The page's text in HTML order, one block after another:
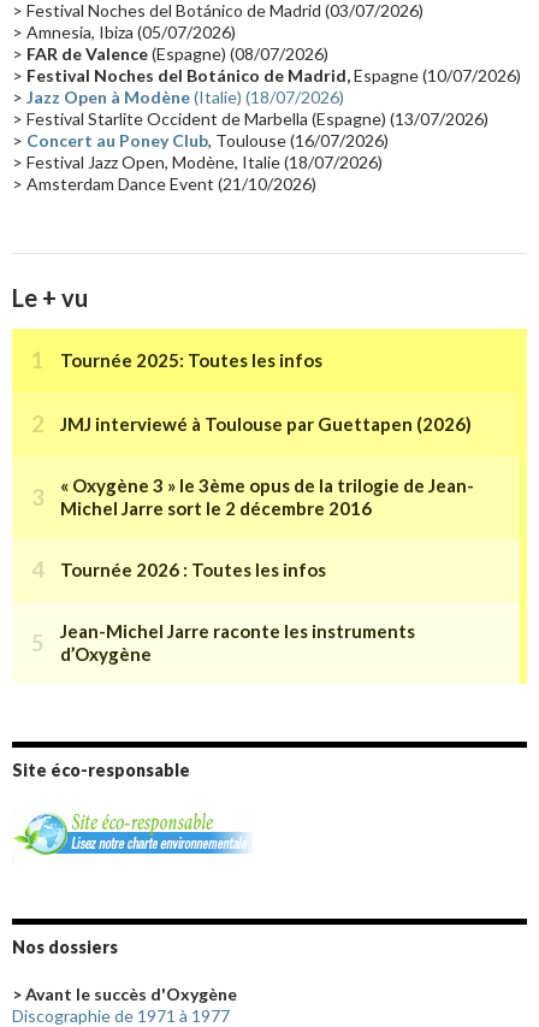
Synthé Roland(15) Belgique(15)
(14) Astronomie (14) (14)
Tournée 2025(14) 2024(14) Chine(13)
> Festival Noches del Botánico de Madrid (03/07/2026)
> Amnesia, Ibiza (05/07/2026)
> FAR de Valence(Espagne) (08/07/2026)
> Festival Noches del Botánico de Madrid,Espagne (10/07/2026)
> Jazz Open à Modène(Italie) (18/07/2026)
> Festival Starlite Occident de Marbella (Espagne) (13/07/2026)
> Concert au Poney Club, Toulouse (16/07/2026)
> Festival Jazz Open, Modène, Italie (18/07/2026)
> Amsterdam Dance Event (21/10/2026)
Le + vu
Site éco-responsable
Nos dossiers
> Avant le succès d'Oxygène
Discographie de 1971 à 1977